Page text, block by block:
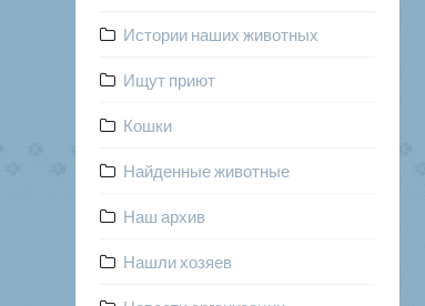
Истории наших животных
Ищут приют
Кошки
Найденные животные
Наш архив
Нашли хозяев